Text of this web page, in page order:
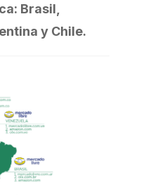
Brasil,
y Chile.